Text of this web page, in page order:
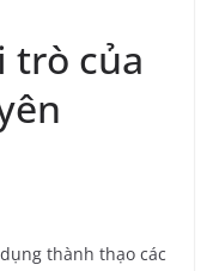
trò của
thành thạo các